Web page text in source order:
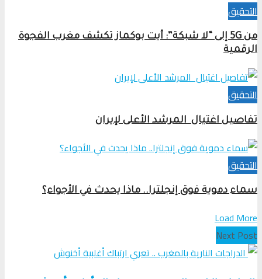
التحقیق
من 5G إلى “لا شبكة”: أيت بوكماز تكشف مغرب الفجوة
الرقمية
التحقیق
تفاصيل اغتيال المرشد الأعلى لإيران
التحقیق
سماء دموية فوق إنجلترا.. ماذا يحدث في الأجواء؟
Load More
Next Post